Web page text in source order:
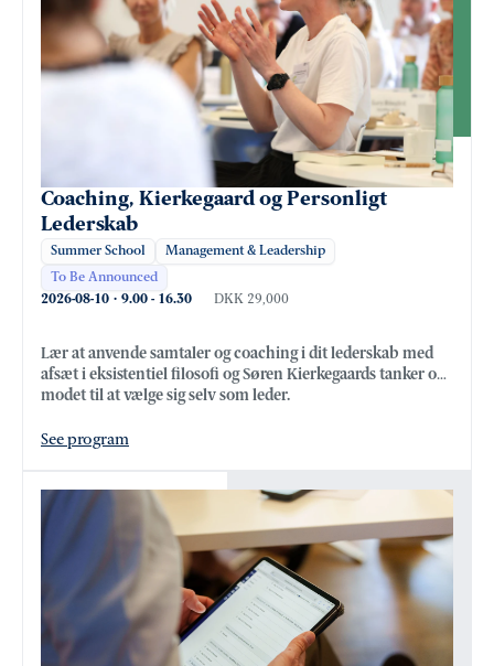
Coaching, Kierkegaard og Personligt
Lederskab
Summer School
Management & Leadership
To Be Announced
2026-08-10 · 9.00 - 16.30 DKK 29,000
Lær at anvende samtaler og coaching i dit lederskab med
afsæt i eksistentiel filosofi og Søren Kierkegaards tanker om
modet til at vælge sig selv som leder.
See program